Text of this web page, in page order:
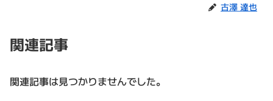
古澤 達也
関連記事
関連記事は見つかりませんでした。